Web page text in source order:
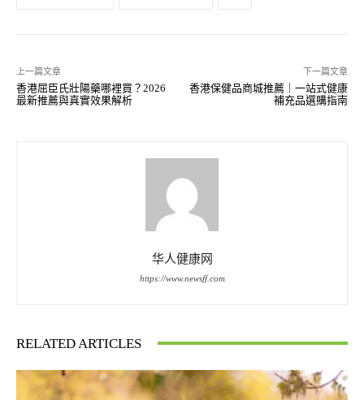
上一篇文章
香港屈臣氏壯陽藥哪裡買？2026
最新推薦與真實效果解析
下一篇文章
香港保健品商城推薦｜一站式健康
補充品選購指南
华人健康网
https://www.newsff.com
RELATED ARTICLES